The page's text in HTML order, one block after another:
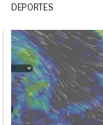
DEPORTES